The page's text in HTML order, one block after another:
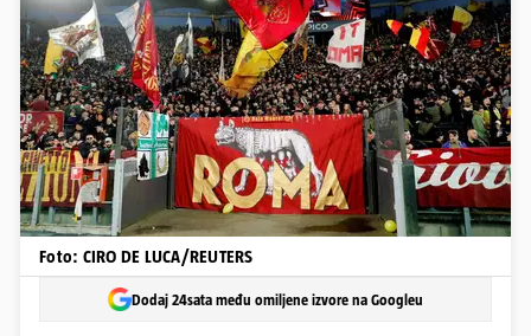
Foto: CIRO DE LUCA/REUTERS
Dodaj 24sata među omiljene izvore na Googleu